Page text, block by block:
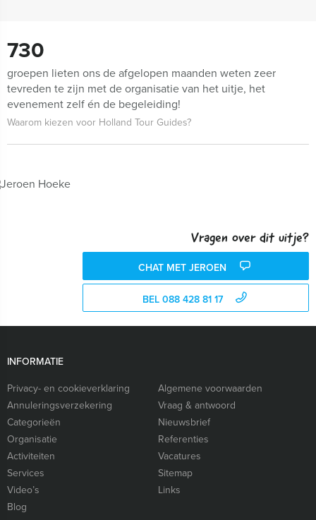
730
groepen lieten ons de afgelopen maanden weten zeer
tevreden te zijn met de organisatie van het uitje, het
evenement zelf én de begeleiding!
Waarom kiezen voor Holland Tour Guides?
Vragen over dit uitje?
CHAT MET JEROEN
BEL 088 428 81 17
INFORMATIE
Privacy- en cookieverklaring
Algemene voorwaarden
Annuleringsverzekering
Vraag & antwoord
Categorieën
Nieuwsbrief
Organisatie
Referenties
Activiteiten
Vacatures
Services
Sitemap
Video’s
Links
Blog